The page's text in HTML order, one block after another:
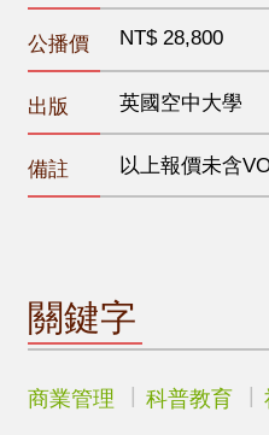
公播價 NT$ 28,800
出版 英國空中大學
備註 以上報價未含
關鍵字
商業管理 科普教育